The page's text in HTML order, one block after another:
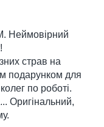
Неймовірний
страв на
подарунком для
по роботі.
Оригінальний,